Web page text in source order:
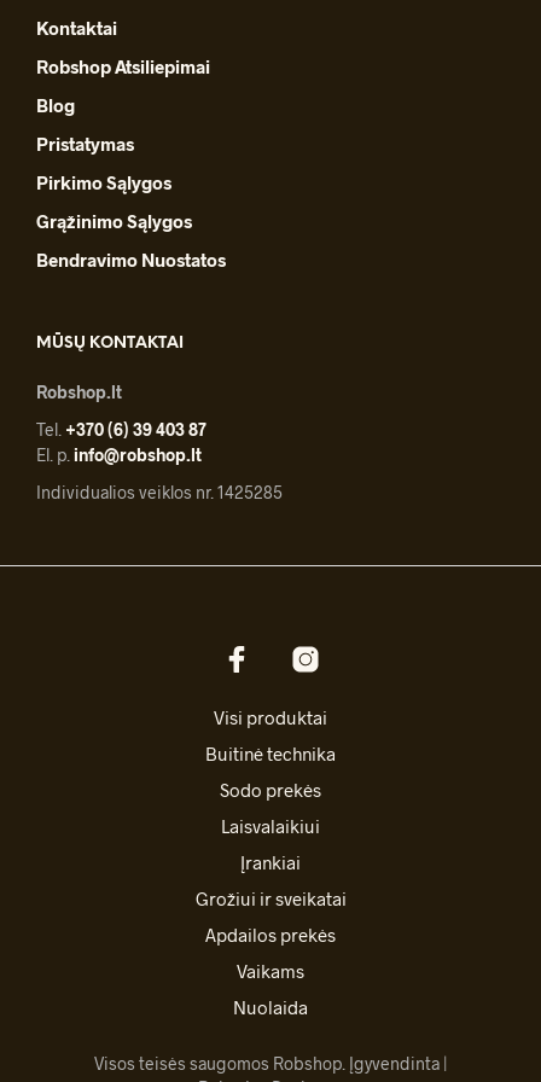
Kontaktai
Robshop Atsiliepimai
Blog
Pristatymas
Pirkimo Sąlygos
Grąžinimo Sąlygos
Bendravimo Nuostatos
MŪSŲ KONTAKTAI
Robshop.lt
Tel. +370 (6) 39 403 87
El. p. info@robshop.lt
Individualios veiklos nr. 1425285
Visi produktai
Buitinė technika
Sodo prekės
Laisvalaikiui
Įrankiai
Grožiui ir sveikatai
Apdailos prekės
Vaikams
Nuolaida
Visos teisės saugomos Robshop. Įgyvendinta |